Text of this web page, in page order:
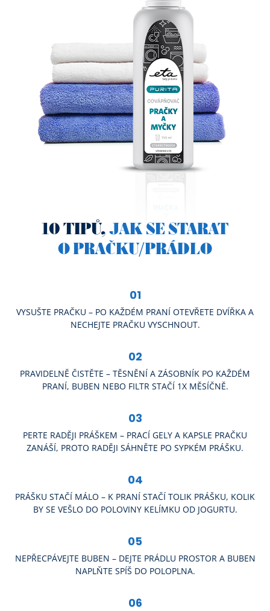
10 TIPŮ,JAK SE STARAT
O PRAČKU/PRÁDLO
01
VYSUŠTE PRAČKU – PO KAŽDÉM PRANÍ OTEVŘETE DVÍŘKA A
NECHEJTE PRAČKU VYSCHNOUT.
02
PRAVIDELNĚ ČISTĚTE – TĚSNĚNÍ A ZÁSOBNÍK PO KAŽDÉM
PRANÍ, BUBEN NEBO FILTR STAČÍ 1X MĚSÍČNĚ.
03
PERTE RADĚJI PRÁŠKEM – PRACÍ GELY A KAPSLE PRAČKU
ZANÁŠÍ, PROTO RADĚJI SÁHNĚTE PO SYPKÉM PRÁŠKU.
04
PRÁŠKU STAČÍ MÁLO – K PRANÍ STAČÍ TOLIK PRÁŠKU, KOLIK
BY SE VEŠLO DO POLOVINY KELÍMKU OD JOGURTU.
05
NEPŘECPÁVEJTE BUBEN – DEJTE PRÁDLU PROSTOR A BUBEN
NAPLŇTE SPÍŠ DO POLOPLNA.
06